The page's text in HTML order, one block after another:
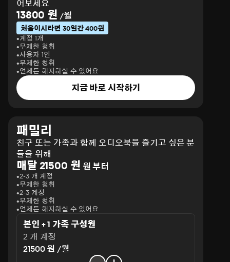
어보세요
13800 원 /월
처음이시라면 30일간 400원
계정 1개
무제한 청취
사용자 1인
무제한 청취
언제든 해지하실 수 있어요
지금 바로 시작하기
패밀리
친구 또는 가족과 함께 오디오북을 즐기고 싶은 분
들을 위해
매달 21500 원 원 부터
2-3 개 계정
무제한 청취
2-3 계정
무제한 청취
언제든 해지하실 수 있어요
본인 + 1 가족 구성원
2 개 계정
21500 원 /월